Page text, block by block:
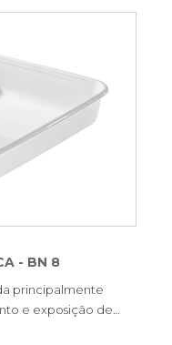
- BN 8
principalmente
e exposição de…